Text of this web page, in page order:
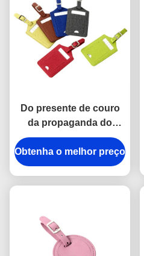
Do presente de couro
da propaganda do
retângulo do plutônio
da etiqueta da bagagem
do curso de Pantone
Obtenha o melhor preço